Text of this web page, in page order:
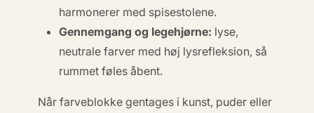
harmonerer med spisestolene.
Gennemgang og legehjørne: lyse,
neutrale farver med høj lysrefleksion, så
rummet føles åbent.
Når farveblokkegentages i kunst, puder eller